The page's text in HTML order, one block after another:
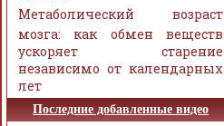
Метаболический возраст
мозга: как обмен веществ
ускоряет старение
независимо от календарных
лет
Последние добавленные видео